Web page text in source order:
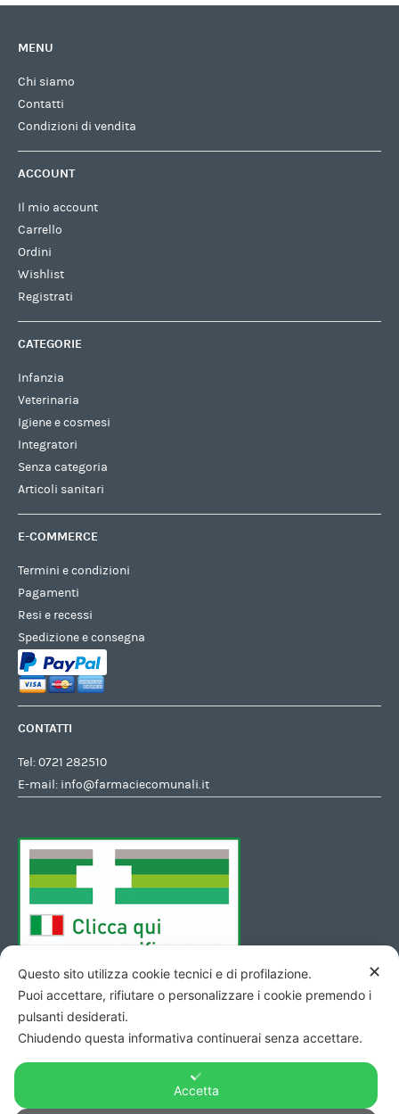
MENU
Chi siamo
Contatti
Condizioni di vendita
ACCOUNT
Il mio account
Carrello
Ordini
Wishlist
Registrati
CATEGORIE
Infanzia
Veterinaria
Igiene e cosmesi
Integratori
Senza categoria
Articoli sanitari
E-COMMERCE
Termini e condizioni
Pagamenti
Resi e recessi
Spedizione e consegna
CONTATTI
Tel:0721 282510
E-mail: info@farmaciecomunali.it
✕
Questo sito utilizza cookie tecnici e di profilazione.
Puoi accettare, rifiutare o personalizzare i cookie premendo i
pulsanti desiderati.
Chiudendo questa informativa continuerai senza accettare.
Accetta